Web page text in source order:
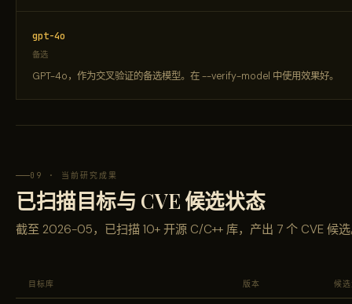
gpt-4o
备选
GPT-4o，作为交叉验证的备选模型。在 --verify-model 中使用效果好。
09 · 当前研究成果
已扫描目标与 CVE 候选状态
截至 2026-05，已扫描 10+ 开源 C/C++ 库，产出 7 个 CVE 候
目标库 版本 候